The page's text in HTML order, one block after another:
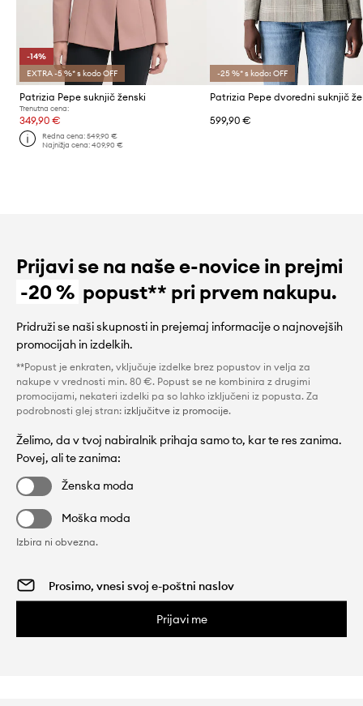
-14%
EXTRA -5 %* s kodo OFF
Patrizia Pepe suknjič ženski
Trenutna cena:
349,90 €
Redna cena:549,90 €
Najnižja cena:409,90 €
-25 %* s kodo: OFF
Patrizia Pepe dvoredni suknjič
599,90 €
Prijavi se na naše e-novice in prejmi
-20 % popust** pri prvem nakupu.
Pridruži se naši skupnosti in prejemaj informacije o najnovejših
promocijah in izdelkih.
**Popust je enkraten, vključuje izdelke brez popustov in velja za
nakupe v vrednosti min. 80 €. Popust se ne kombinira z drugimi
promocijami, nekateri izdelki pa so lahko izključeni iz popusta. Za
podrobnosti glej stran: izključitve iz promocije.
Želimo, da v tvoj nabiralnik prihaja samo to, kar te res zanima.
Povej, ali te zanima:
Ženska moda
Moška moda
Izbira ni obvezna.
Prijavi me